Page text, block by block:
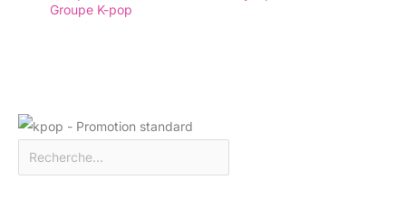
Groupe K-pop